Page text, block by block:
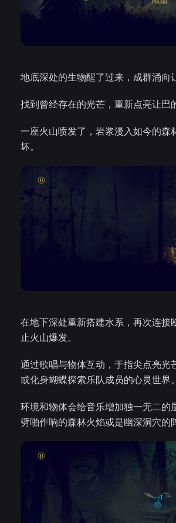
地底深处的生物醒了过来，成群涌向
找到曾经存在的光芒，重新点亮让巴
一座火山喷发了，岩浆漫入如今的森
坏。
在地下深处重新搭建水系，再次连接
止火山爆发。
通过歌唱与物体互动，于指尖点亮光
或化身蝴蝶探索乐队成员的心灵世界。
环境和物体会给音乐增加独一无二的
劈啪作响的森林火焰或是幽深洞穴的